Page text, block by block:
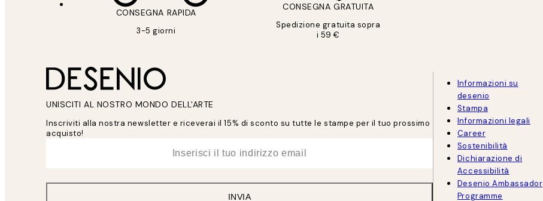
CONSEGNA RAPIDA
3-5 giorni
CONSEGNA GRATUITA
Spedizione gratuita sopra
i 59 €
UNISCITI AL NOSTRO MONDO DELL'ARTE
Inscriviti alla nostra newsletter e riceverai il 15% di sconto su tutte le stampe per il tuo prossimo
acquisto!
INVIA
Informazioni su
desenio
Stampa
Informazioni legali
Career
Sostenibilità
Dichiarazione di
Accessibilità
Desenio Ambassador
Programme